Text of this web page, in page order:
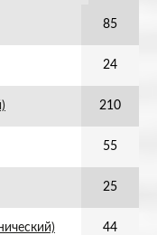
85
24
210
55
25
44